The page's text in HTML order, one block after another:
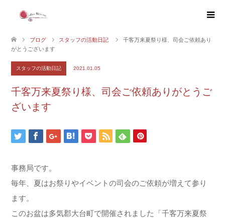
ブログ スタッフの活動日記
千客万来夏祭り様、司会ご依頼あり
がとうございます
スタッフの活動日記 2021.01.05
千客万来夏祭り様、司会ご依頼ありがとうご
ざいます
事務局です。
毎年、夏はお祭りやイベントの司会のご依頼が増えて参り
ます。
このお盆は多気郡大台町で開催されました「千客万来夏祭